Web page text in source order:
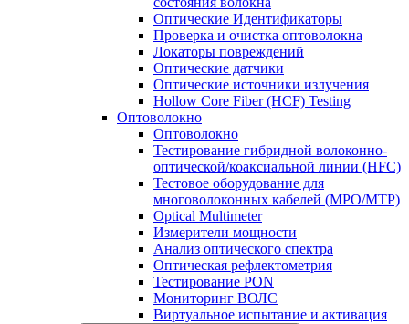
Оптические Идентификаторы
Проверка и очистка оптоволокна
Локаторы повреждений
Оптические датчики
Оптические источники излучения
Hollow Core Fiber (HCF) Testing
Оптоволокно
Оптоволокно
Тестирование гибридной волоконно-
оптической/коаксиальной линии (HFC)
Тестовое оборудование для
многоволоконных кабелей (MPO/MTP)
Optical Multimeter
Измерители мощности
Анализ оптического спектра
Оптическая рефлектометрия
Тестирование PON
Мониторинг ВОЛС
Виртуальное испытание и активация